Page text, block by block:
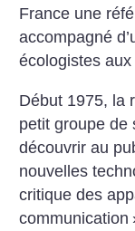
France une
accompagné
écologistes
Début 1975, la
petit groupe de
découvrir au
nouvelles
critique des
communication